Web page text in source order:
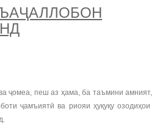
ҷомеа, пеш аз ҳама, ба таъмини амният,
ҷамъиятӣ ва риояи ҳуқуқу озодиҳои